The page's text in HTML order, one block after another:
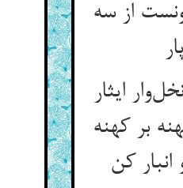
از سه
ایثار
بر کهنه